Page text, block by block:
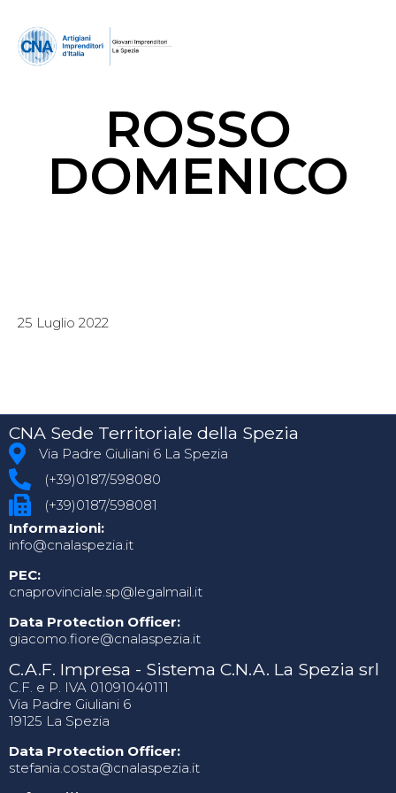
ROSSO
DOMENICO
25 Luglio 2022
CNA Sede Territoriale della Spezia
Via Padre Giuliani 6 La Spezia
(+39)0187/598080
(+39)0187/598081
Informazioni:
info@cnalaspezia.it
PEC:
cnaprovinciale.sp@legalmail.it
Data Protection Officer:
giacomo.fiore@cnalaspezia.it
C.A.F. Impresa - Sistema C.N.A. La Spezia srl
C.F. e P. IVA 01091040111
Via Padre Giuliani 6
19125 La Spezia
Data Protection Officer:
stefania.costa@cnalaspezia.it